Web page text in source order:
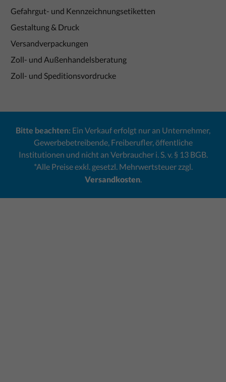
Gefahrgut- und Kennzeichnungsetiketten
Gestaltung & Druck
Versandverpackungen
Zoll- und Außenhandelsberatung
Zoll- und Speditionsvordrucke
Bitte beachten: Ein Verkauf erfolgt nur an Unternehmer,
Gewerbebetreibende, Freiberufler, öffentliche
Institutionen und nicht an Verbraucher i. S. v. § 13 BGB.
*Alle Preise exkl. gesetzl. Mehrwertsteuer zzgl.
Versandkosten.